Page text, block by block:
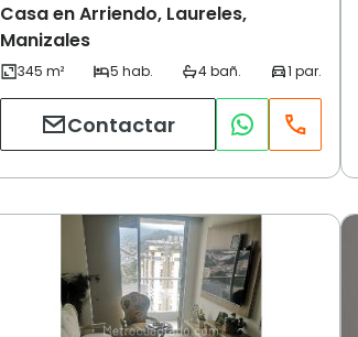
Casa en Arriendo, Laureles,
Manizales
Contactar